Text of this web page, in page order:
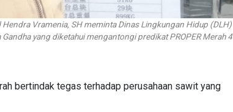
Vramenia, SH meminta Dinas Lingkungan Hidup (DLH)
yang diketahui mengantongi predikat PROPER Merah 4
bertindak tegas terhadap perusahaan sawit yang